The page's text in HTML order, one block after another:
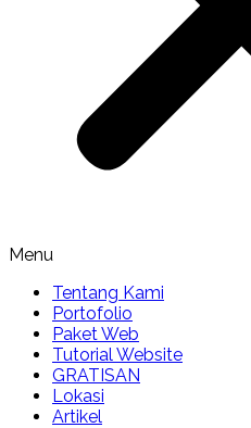
Menu
Tentang Kami
Portofolio
Paket Web
Tutorial Website
GRATISAN
Lokasi
Artikel